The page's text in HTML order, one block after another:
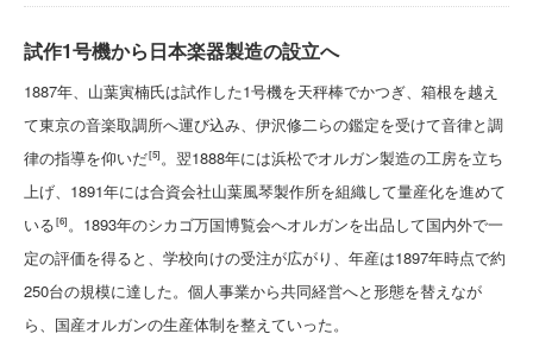
試作1号機から日本楽器製造の設立へ
1887年、山葉寅楠氏は試作した1号機を天秤棒でかつぎ、箱根を越え
て東京の音楽取調所へ運び込み、伊沢修二らの鑑定を受けて音律と調
律の指導を仰いだ[5]。翌1888年には浜松でオルガン製造の工房を立ち
上げ、1891年には合資会社山葉風琴製作所を組織して量産化を進めて
いる[6]。1893年のシカゴ万国博覧会へオルガンを出品して国内外で一
定の評価を得ると、学校向けの受注が広がり、年産は1897年時点で約
250台の規模に達した。個人事業から共同経営へと形態を替えなが
ら、国産オルガンの生産体制を整えていった。